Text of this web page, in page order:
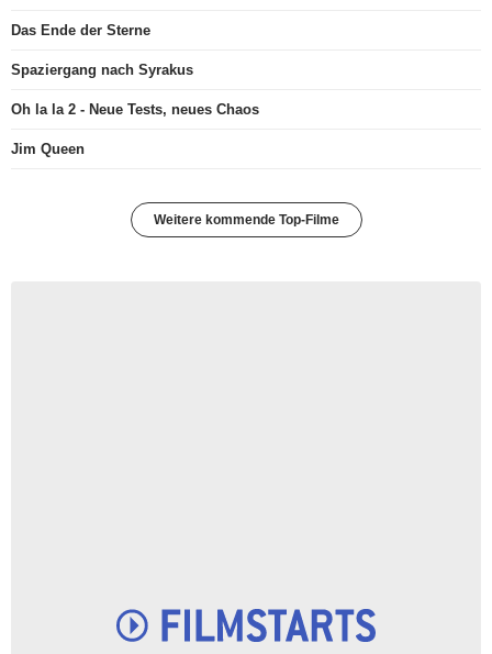
Das Ende der Sterne
Spaziergang nach Syrakus
Oh la la 2 - Neue Tests, neues Chaos
Jim Queen
Weitere kommende Top-Filme